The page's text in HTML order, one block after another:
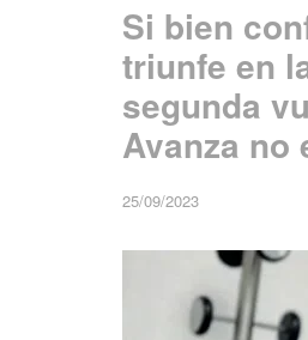
Si bien
triunfe en
segunda
Avanza no
25/09/2023